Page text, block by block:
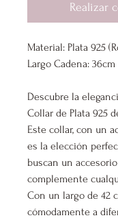
Realizar
Material: Plata 925
Largo Cadena: 36cm
Descubre la
Collar de Plata 925
Este collar, con un
es la elección
buscan un
complemente
Con un largo de 42
cómodamente a